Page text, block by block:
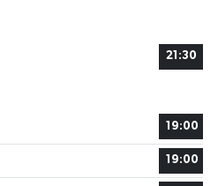
21:30
19:00
19:00